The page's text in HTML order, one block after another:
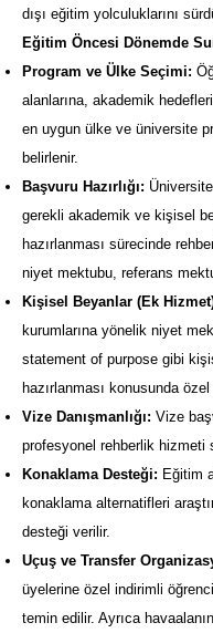
dışı eğitim yolculuklarını
Eğitim Öncesi Dönemde
Program ve Ülke Seçimi:
alanlarına, akademik
en uygun ülke ve üniversite
belirlenir.
Başvuru Hazırlığı:
gerekli akademik ve kişisel
hazırlanması sürecinde
niyet mektubu, referans
Kişisel Beyanlar (Ek
kurumlarına yönelik niyet
statement of purpose gibi
hazırlanması konusunda
Vize Danışmanlığı: Vize
profesyonel rehberlik hizmeti
Konaklama Desteği: Eğitim
konaklama alternatifleri
desteği verilir.
Uçuş ve Transfer
üyelerine özel indirimli
temin edilir. Ayrıca